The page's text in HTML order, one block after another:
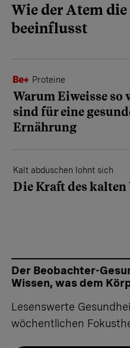
Wie der Atem
beeinflusst
Proteine
Warum Eiweisse so
sind für eine
Ernährung
Kalt abduschen lohnt sich
Die Kraft des kalten
Der Beobachter-
Wissen, was dem
Lesenswerte
wöchentlichen